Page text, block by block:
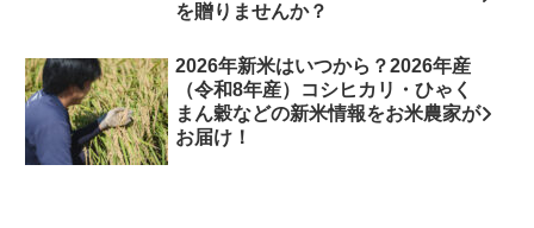
を贈りませんか？
2026年新米はいつから？2026年産
（令和8年産）コシヒカリ・ひゃく
まん穀などの新米情報をお米農家が
お届け！